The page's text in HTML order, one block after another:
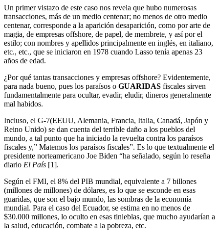
Un primer vistazo de este caso nos revela que hubo numerosas
transacciones, más de un medio centenar; no menos de otro medio
centenar, corresponde a la aparición desaparición, como por arte de
magia, de empresas offshore, de papel, de membrete, y así por el
estilo; con nombres y apellidos principalmente en inglés, en italiano,
etc., etc., que se iniciaron en 1978 cuando Lasso tenía apenas 23
años de edad.
¿Por qué tantas transacciones y empresas offshore? Evidentemente,
para nada bueno, pues los paraísos o GUARIDAS fiscales sirven
fundamentalmente para ocultar, evadir, eludir, dineros generalmente
mal habidos.
Incluso, el G-7(EEUU, Alemania, Francia, Italia, Canadá, Japón y
Reino Unido) se dan cuenta del terrible daño a los pueblos del
mundo, a tal punto que ha iniciado la revuelta contra los paraísos
fiscales y,” Matemos los paraísos fiscales”. Es lo que textualmente el
presidente norteamericano Joe Biden “ha señalado, según lo reseña
diario El País [1].
Según el FMI, el 8% del PIB mundial, equivalente a 7 billones
(millones de millones) de dólares, es lo que se esconde en esas
guaridas, que son el bajo mundo, las sombras de la economía
mundial. Para el caso del Ecuador, se estima en no menos de
$30.000 millones, lo oculto en esas tinieblas, que mucho ayudarían a
la salud, educación, combate a la pobreza, etc.